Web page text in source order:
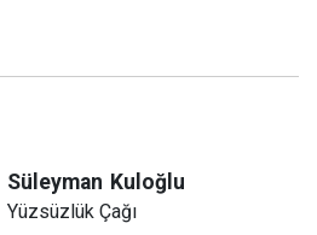
Süleyman Kuloğlu
Yüzsüzlük Çağı